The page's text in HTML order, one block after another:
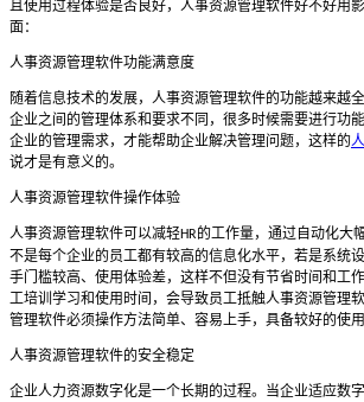
且使用过程体验是否良好，人事资源管理软件好不好用
面：
人事资源管理软件功能满意度
随着信息技术的发展，人事资源管理软件的功能越来越
企业之间的管理体系和要求不同，很多时候需要进行功
企业的管理需求，才能帮助企业解决管理问题，这样的
说才是有意义的。
人事资源管理软件操作体验
人事资源管理软件可以减轻HR的工作量，通过自动化大
不是每个企业的员工都有较高的信息化水平，若是系统
手门槛较高、使用体验差，这样不但没有节省时间和工
工培训学习和使用时间，会导致员工抵触人事资源管理
管理软件必须操作方法简单、容易上手，具备较好的使用
人事资源管理软件的安全稳定
企业人力资源数字化是一个长期的过程。当企业适应数